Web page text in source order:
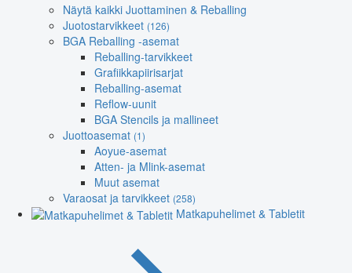
Näytä kaikki Juottaminen & Reballing
Juotostarvikkeet (126)
BGA Reballing -asemat
Reballing-tarvikkeet
Grafiikkapiirisarjat
Reballing-asemat
Reflow-uunit
BGA Stencils ja mallineet
Juottoasemat (1)
Aoyue-asemat
Atten- ja Mlink-asemat
Muut asemat
Varaosat ja tarvikkeet (258)
Matkapuhelimet & Tabletit